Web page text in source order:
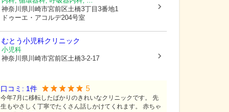
神奈川県川崎市宮前区土橋3丁目3番地1
ドゥーエ・アコルデ204号室
むとう小児科クリニック
小児科
神奈川県川崎市宮前区土橋3-2-17
口コミ: 1件 5
今年7月に移転したばかりのきれいなクリニックです。 先
生もやさしく丁寧でたくさん話しかけてくれます。 赤ちゃ